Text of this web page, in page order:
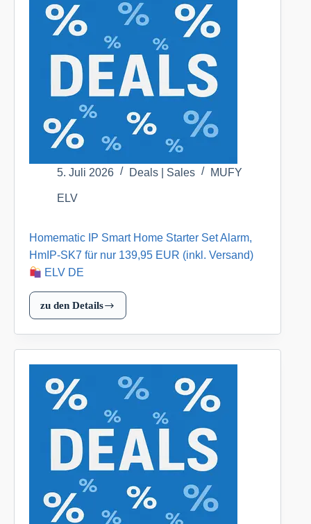
Set
Raumklima
mit
Access
Point
2,
2
Heizkörperthermostate
für
79,95
ELV
DE
5. Juli 2026 Deals | Sales MUFY
ELV
Homematic IP Smart Home Starter Set Alarm,
HmIP-SK7 für nur 139,95 EUR (inkl. Versand)
ELV DE
zu den Details
Homematic
Home
Starter
Set
Alarm,
HmIP-
SK7
für
nur
139,95
EUR